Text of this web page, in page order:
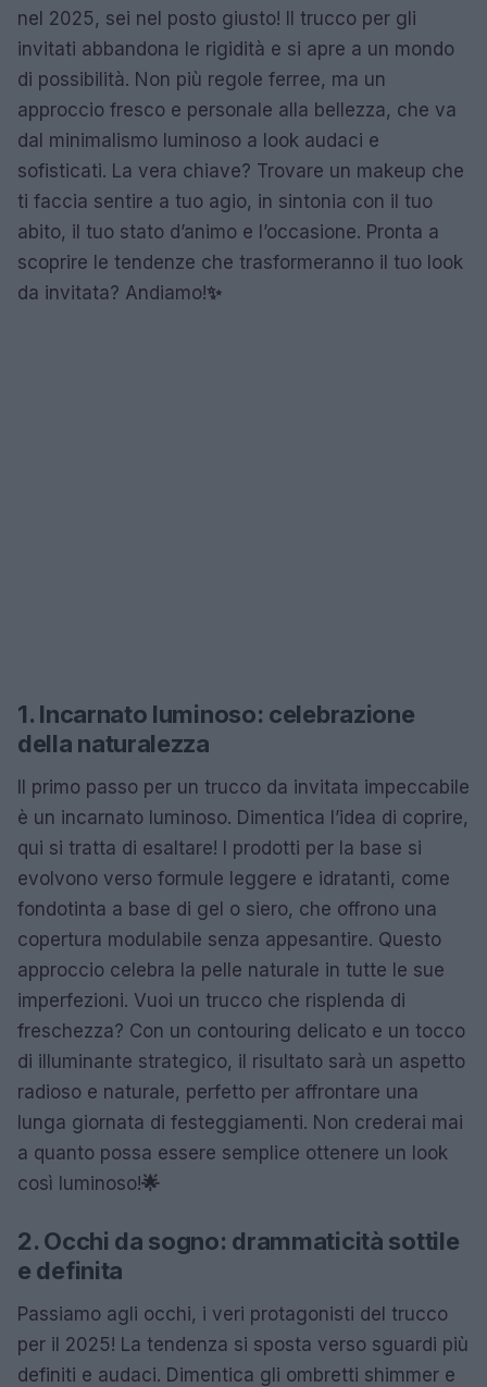
nel 2025, sei nel posto giusto! Il trucco per gli
invitati abbandona le rigidità e si apre a un mondo
di possibilità. Non più regole ferree, ma un
approccio fresco e personale alla bellezza, che va
dal minimalismo luminoso a look audaci e
sofisticati. La vera chiave? Trovare un makeup che
ti faccia sentire a tuo agio, in sintonia con il tuo
abito, il tuo stato d’animo e l’occasione. Pronta a
scoprire le tendenze che trasformeranno il tuo look
da invitata? Andiamo!✨
1. Incarnato luminoso: celebrazione
della naturalezza
Il primo passo per un trucco da invitata impeccabile
è un incarnato luminoso. Dimentica l’idea di coprire,
qui si tratta di esaltare! I prodotti per la base si
evolvono verso formule leggere e idratanti, come
fondotinta a base di gel o siero, che offrono una
copertura modulabile senza appesantire. Questo
approccio celebra la pelle naturale in tutte le sue
imperfezioni. Vuoi un trucco che risplenda di
freschezza? Con un contouring delicato e un tocco
di illuminante strategico, il risultato sarà un aspetto
radioso e naturale, perfetto per affrontare una
lunga giornata di festeggiamenti. Non crederai mai
a quanto possa essere semplice ottenere un look
così luminoso!🌟
2. Occhi da sogno: drammaticità sottile
e definita
Passiamo agli occhi, i veri protagonisti del trucco
per il 2025! La tendenza si sposta verso sguardi più
definiti e audaci. Dimentica gli ombretti shimmer e